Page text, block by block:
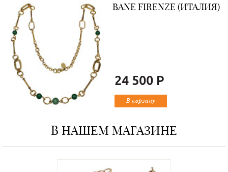
BANE FIRENZE (ИТАЛИЯ)
24 500 Р
В корзину
В НАШЕМ МАГАЗИНЕ